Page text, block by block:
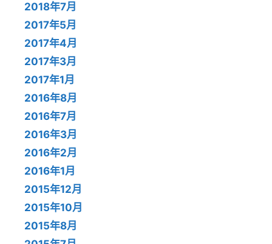
2018年7月
2017年5月
2017年4月
2017年3月
2017年1月
2016年8月
2016年7月
2016年3月
2016年2月
2016年1月
2015年12月
2015年10月
2015年8月